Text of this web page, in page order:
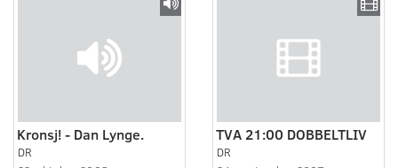
Kronsj! - Dan Lynge.
DR
TVA 21:00 DOBBELTLIV
DR